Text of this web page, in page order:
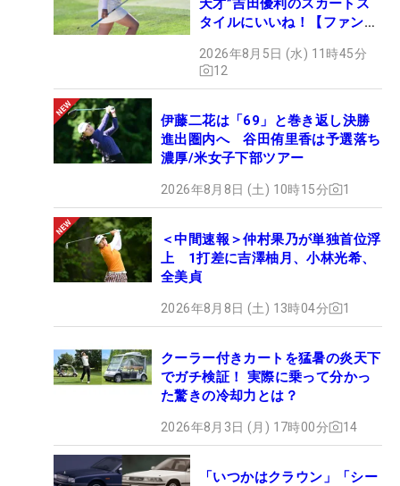
天才”吉田優利のスカートス
タイルにいいね！【ファンが
2026年8月5日 (水) 11時45分
12
伊藤二花は「69」と巻き返し決勝
進出圏内へ 谷田侑里香は予選落ち
濃厚/米女子下部ツアー
2026年8月8日 (土) 10時15分 1
＜中間速報＞仲村果乃が単独首位浮
上 1打差に吉澤柚月、小林光希、
全美貞
2026年8月8日 (土) 13時04分 1
クーラー付きカートを猛暑の炎天下
でガチ検証！ 実際に乗って分かっ
た驚きの冷却力とは？
2026年8月3日 (月) 17時00分 14
「いつかはクラウン」「シー